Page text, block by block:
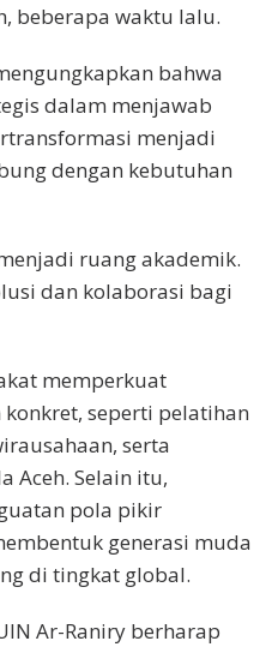
beberapa waktu lalu.
bahwa
dalam menjawab
menjadi
dengan kebutuhan
ruang akademik.
dan kolaborasi bagi
memperkuat
seperti pelatihan
serta
Aceh. Selain itu,
pola pikir
generasi muda
di tingkat global.
Ar-Raniry berharap